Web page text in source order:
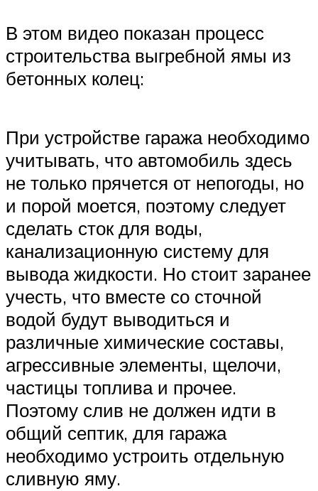
В этом видео показан процесс
строительства выгребной ямы из
бетонных колец:
При устройстве гаража необходимо
учитывать, что автомобиль здесь
не только прячется от непогоды, но
и порой моется, поэтому следует
сделать сток для воды,
канализационную систему для
вывода жидкости. Но стоит заранее
учесть, что вместе со сточной
водой будут выводиться и
различные химические составы,
агрессивные элементы, щелочи,
частицы топлива и прочее.
Поэтому слив не должен идти в
общий септик, для гаража
необходимо устроить отдельную
сливную яму.